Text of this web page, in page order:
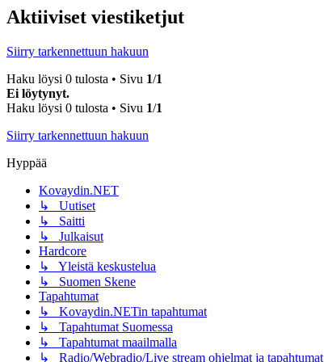
Aktiiviset viestiketjut
Siirry tarkennettuun hakuun
Haku löysi 0 tulosta • Sivu 1/1
Ei löytynyt.
Haku löysi 0 tulosta • Sivu 1/1
Siirry tarkennettuun hakuun
Hyppää
Kovaydin.NET
↳ Uutiset
↳ Saitti
↳ Julkaisut
Hardcore
↳ Yleistä keskustelua
↳ Suomen Skene
Tapahtumat
↳ Kovaydin.NETin tapahtumat
↳ Tapahtumat Suomessa
↳ Tapahtumat maailmalla
↳ Radio/Webradio/Live stream ohjelmat ja tapahtumat